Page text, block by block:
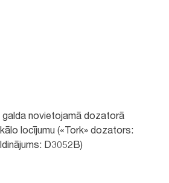
novietojamā dozatorā
locījumu («Tork» dozators:
D3052B)